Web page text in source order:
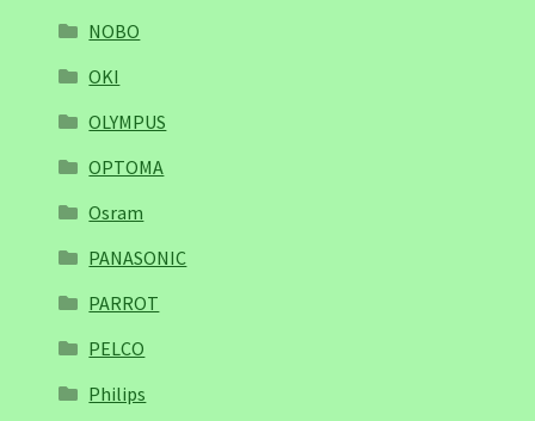
NOBO
OKI
OLYMPUS
OPTOMA
Osram
PANASONIC
PARROT
PELCO
Philips